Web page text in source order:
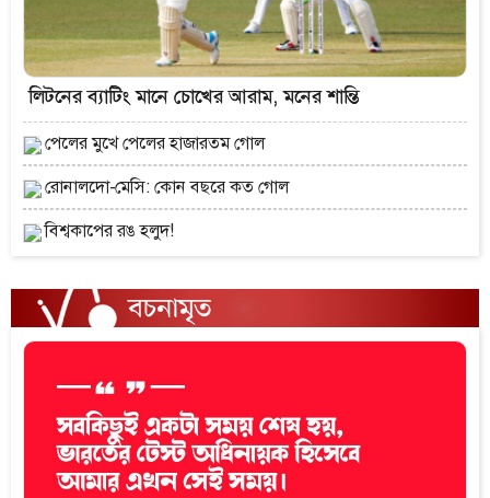
লিটনের ব্যাটিং মানে চোখের আরাম, মনের শান্তি
পেলের মুখে পেলের হাজারতম গোল
রোনালদো-মেসি: কোন বছরে কত গোল
বিশ্বকাপের রঙ হলুদ!